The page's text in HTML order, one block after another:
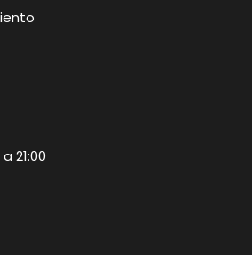
21:00